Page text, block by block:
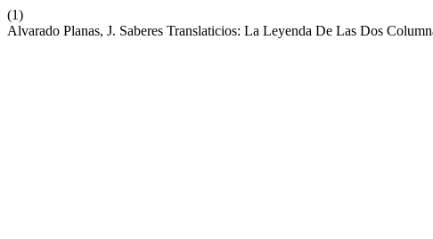
(1)
Alvarado Planas, J. Saberes Translaticios: La Leyenda De Las Dos